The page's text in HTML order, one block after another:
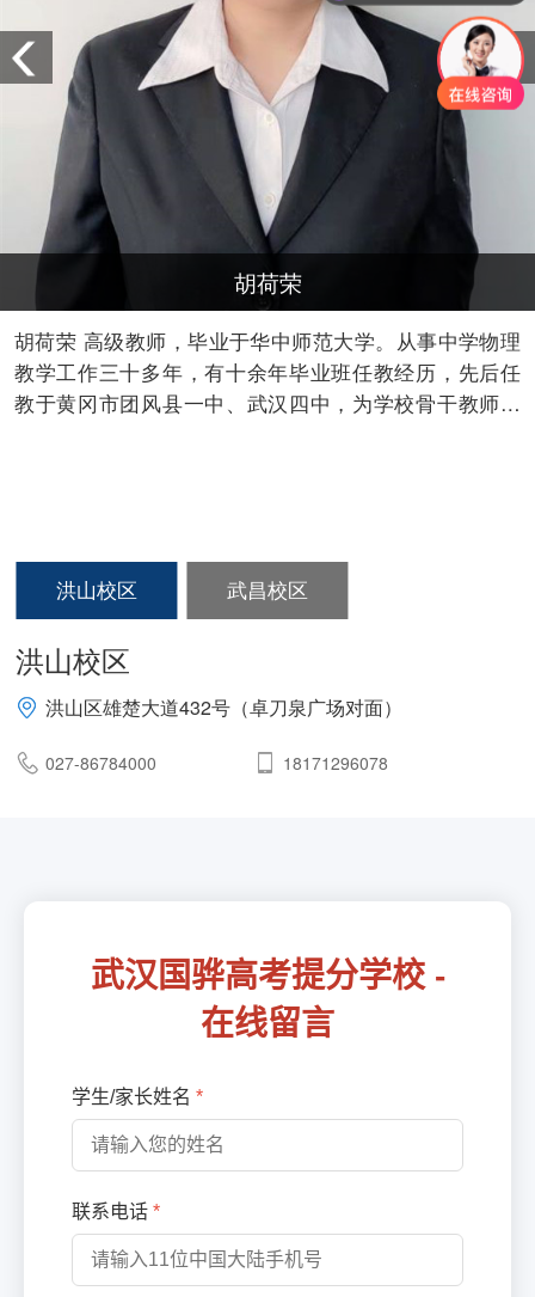
胡荷荣
胡荷荣 高级教师，毕业于华中师范大学。从事中学物理
教学工作三十多年，有十余年毕业班任教经历，先后任
教于黄冈市团风县一中、武汉四中，为学校骨干教师。
誉称号，所著《高中物理教材完全解读》《高中物理考
点同步解读》等书深受广大师生喜爱。
洪山校区 武昌校区
洪山校区
洪山区雄楚大道432号（卓刀泉广场对面）
027-86784000 18171296078